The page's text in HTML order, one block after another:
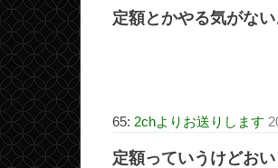
定額とかやる気がな
65: 2chよりお送りします
定額っていうけどお